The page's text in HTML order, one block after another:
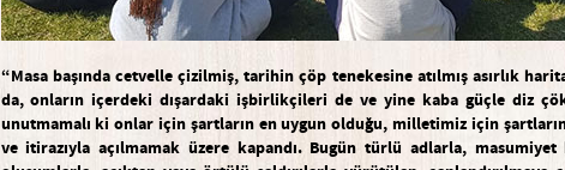
“Masa başında cetvelleçizilmiş, tarihinçöp tenekesine atılmışasırlık
da, onların içerdeki dışardaki işbirlikçileri de ve yine kaba güçle diz
unutmamalı ki onlar için şartların en uygun olduğu, milletimiz için ş
ve itirazıyla açılmamak üzere kapandı. Bugün türlü adlarla, masumiyet